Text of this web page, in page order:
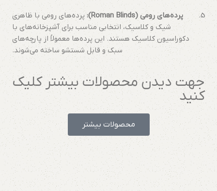
پرده‌های رومی (Roman Blinds):
پرده‌های رومی با ظاهری
شیک و کلاسیک، انتخابی مناسب برای آشپزخانه‌های با
دکوراسیون کلاسیک هستند. این پرده‌ها معمولاً از پارچه‌های
سبک و قابل شستشو ساخته می‌شوند.
جهت دیدن محصولات بیشتر کلیک
کنید
محصولات بیشتر